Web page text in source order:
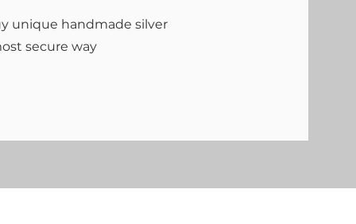
unique handmade silver
secure way